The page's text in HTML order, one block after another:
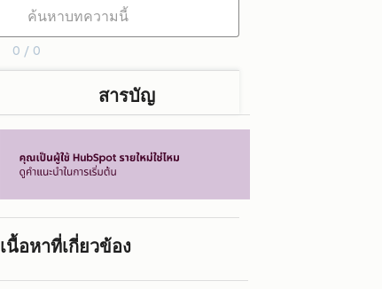
0 / 0
สารบัญ
เนื้อหาที่เกี่ยวข้อง